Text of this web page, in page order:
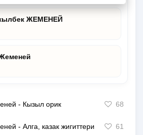
ЖЕМЕНЕЙ
- Кызыл орик 68
- Алга, казак жигиттери 61